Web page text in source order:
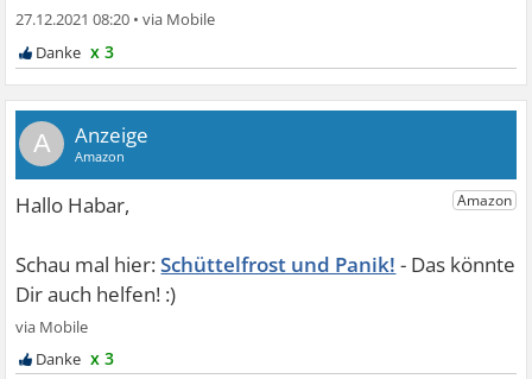
27.12.2021 08:20 •
x 3
A
Schüttelfrost und Panik!
x 3